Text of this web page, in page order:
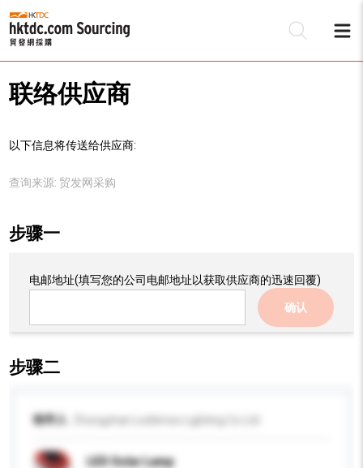
联络供应商
以下信息将传送给供应商:
查询来源: 贸发网采购
步骤一
电邮地址(填写您的公司电邮地址以获取供应商的迅速回覆)
确认
步骤二
收件人
LED Solar Lamp